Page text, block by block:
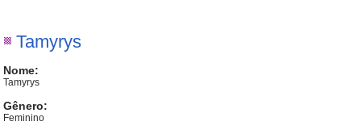
Tamyrys
Nome:
Tamyrys
Gênero:
Feminino